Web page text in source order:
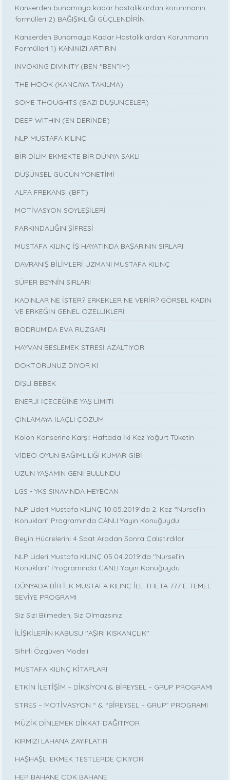
Kanserden bunamaya kadar hastalıklardan korunmanın
formülleri 2) BAĞIŞIKLIĞI GÜÇLENDİRİN
Kanserden Bunamaya Kadar Hastalıklardan Korunmanın
Formülleri 1) KANINIZI ARTIRIN
INVOKING DIVINITY (BEN “BEN”İM)
THE HOOK (KANCAYA TAKILMA)
SOME THOUGHTS (BAZI DÜŞÜNCELER)
DEEP WITHIN (EN DERİNDE)
NLP MUSTAFA KILINÇ
BİR DİLİM EKMEKTE BİR DÜNYA SAKLI
DÜŞÜNSEL GÜCÜN YÖNETİMİ
ALFA FREKANSI (BFT)
MOTİVASYON SÖYLEŞİLERİ
FARKINDALIĞIN ŞİFRESİ
MUSTAFA KILINÇ İŞ HAYATINDA BAŞARININ SIRLARI
DAVRANIŞ BİLİMLERİ UZMANI MUSTAFA KILINÇ
SÜPER BEYNİN SIRLARI
KADINLAR NE İSTER? ERKEKLER NE VERİR? GÖRSEL KADIN
VE ERKEĞİN GENEL ÖZELLİKLERİ
BODRUM’DA EVA RÜZGARI
HAYVAN BESLEMEK STRESİ AZALTIYOR
DOKTORUNUZ DİYOR Kİ
DİŞLİ BEBEK
ENERJİ İÇECEĞİNE YAŞ LİMİTİ
ÇINLAMAYA İLAÇLI ÇÖZÜM
Kolon Kanserine Karşı: Haftada İki Kez Yoğurt Tüketin
VİDEO OYUN BAĞIMLILIĞI KUMAR GİBİ
UZUN YAŞAMIN GENİ BULUNDU
LGS - YKS SINAVINDA HEYECAN
NLP Lideri Mustafa KILINÇ 10.05.2019’da 2. Kez “Nursel’in
Konukları” Programında CANLI Yayın Konuğuydu
Beyin Hücrelerini 4 Saat Aradan Sonra Çalıştırdılar
NLP Lideri Mustafa KILINÇ 05.04.2019'da ''Nursel’in
Konukları'' Programında CANLI Yayın Konuğuydu
DÜNYADA BİR İLK MUSTAFA KILINÇ İLE THETA 777 E TEMEL
SEVİYE PROGRAMI
Siz Sizi Bilmeden, Siz Olmazsınız
İLİŞKİLERİN KABUSU ''AŞIRI KISKANÇLIK''
Sihirli Özgüven Modeli
MUSTAFA KILINÇ KİTAPLARI
ETKİN İLETİŞİM – DİKSİYON & BİREYSEL – GRUP PROGRAMI
STRES – MOTİVASYON “ & “BİREYSEL – GRUP” PROGRAMI
MÜZİK DİNLEMEK DİKKAT DAĞITIYOR
KIRMIZI LAHANA ZAYIFLATIR
HAŞHAŞLI EKMEK TESTLERDE ÇIKIYOR
HEP BAHANE ÇOK BAHANE